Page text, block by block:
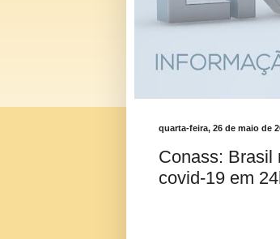
quarta-feira, 26 de maio de
Conass: Brasil
covid-19 em